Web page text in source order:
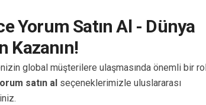
Yorum Satın Al - Dünya
Kazanın!
global müşterilere ulaşmasında önemli bir rol
satın al seçeneklerimizle uluslararası